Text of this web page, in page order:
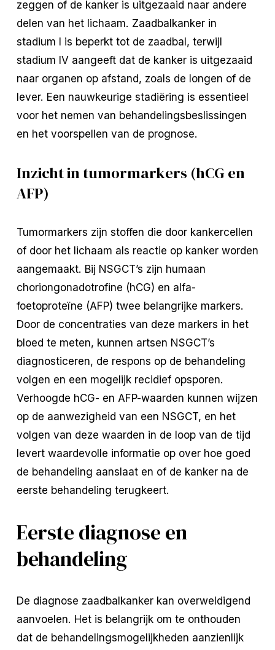
zeggen of de kanker is uitgezaaid naar andere
delen van het lichaam. Zaadbalkanker in
stadium I is beperkt tot de zaadbal, terwijl
stadium IV aangeeft dat de kanker is uitgezaaid
naar organen op afstand, zoals de longen of de
lever. Een nauwkeurige stadiëring is essentieel
voor het nemen van behandelingsbeslissingen
en het voorspellen van de prognose.
Inzicht in tumormarkers (hCG en
AFP)
Tumormarkers zijn stoffen die door kankercellen
of door het lichaam als reactie op kanker worden
aangemaakt. Bij NSGCT’s zijn humaan
choriongonadotrofine (hCG) en alfa-
foetoproteïne (AFP) twee belangrijke markers.
Door de concentraties van deze markers in het
bloed te meten, kunnen artsen NSGCT’s
diagnosticeren, de respons op de behandeling
volgen en een mogelijk recidief opsporen.
Verhoogde hCG- en AFP-waarden kunnen wijzen
op de aanwezigheid van een NSGCT, en het
volgen van deze waarden in de loop van de tijd
levert waardevolle informatie op over hoe goed
de behandeling aanslaat en of de kanker na de
eerste behandeling terugkeert.
Eerste diagnose en
behandeling
De diagnose zaadbalkanker kan overweldigend
aanvoelen. Het is belangrijk om te onthouden
dat de behandelingsmogelijkheden aanzienlijk